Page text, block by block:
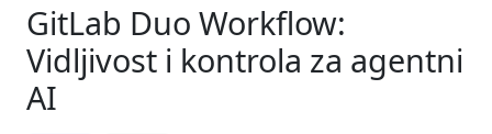
GitLab Duo Workflow:
Vidljivost i kontrola za agentni
AI